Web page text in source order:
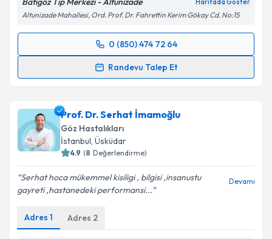
Kişisel verilerimin işlenmesine ilişkinAydınlatma
Metni'ni okudum ve kişisel verilerimin belirtilen
kapsamda işlenmesini kabul ediyorum.
Takvim Talebini Gönder
Haritada Göster
Altunizade Mahallesi, Ord. Prof. Dr. Fahrettin Kerim Gökay Cd. No:15
0 (850) 474 72 64
Randevu Talep Et
Randevu Takvimi Talebi
için bir takvim hazırlandığında e-posta ile
bilgilendireceğiz.
E-posta Adresiniz
Metni 'ni okudum ve kişisel verilerimin belirtilen
Prof. Dr. Serhat İmamoğlu
Göz Hastalıkları
İstanbul, Üsküdar
4.9 (8 Değerlendirme)
Serhat hoca mükemmel kisiligi , bilgisi ,insanustu
gayreti ,hastanedeki performansi...
Devamı
Adres 1 Adres 2